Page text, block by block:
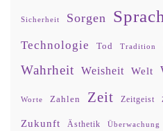
Sicherheit Sorgen
Technologie Tod Tradition
Wahrheit Weisheit Welt
Worte Zahlen Zeit Zeitgeist
Zukunft Ästhetik Überwachung